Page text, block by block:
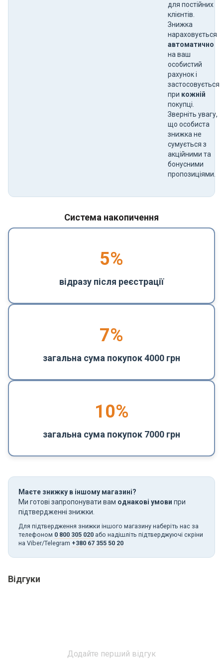
для постійних
клієнтів.
Знижка
нараховується
автоматично
на ваш
особистий
рахунок і
застосовується
при кожній
покупці.
Зверніть увагу,
що особиста
знижка не
сумується з
акційними та
бонусними
пропозиціями.
Система накопичення
5%
відразу після реєстрації
7%
загальна сума покупок 4000 грн
10%
загальна сума покупок 7000 грн
Маєте знижку в іншому магазині?
Ми готові запропонувати вам однакові умови при
підтвердженні знижки.
Для підтвердження знижки іншого магазину наберіть нас за
телефоном 0 800 305 020 або надішліть підтверджуючі скріни
на Viber/Telegram +380 67 355 50 20
Відгуки
Додайте перший відгук